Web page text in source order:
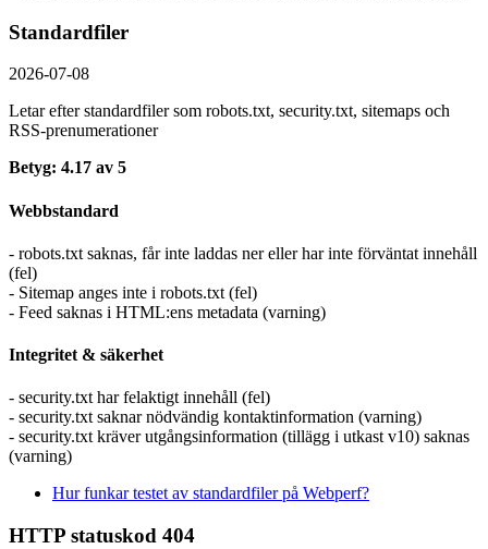
Standardfiler
2026-07-08
Letar efter standardfiler som robots.txt, security.txt, sitemaps och
RSS-prenumerationer
Betyg: 4.17 av 5
Webbstandard
- robots.txt saknas, får inte laddas ner eller har inte förväntat innehåll
(fel)
- Sitemap anges inte i robots.txt (fel)
- Feed saknas i HTML:ens metadata (varning)
Integritet & säkerhet
- security.txt har felaktigt innehåll (fel)
- security.txt saknar nödvändig kontaktinformation (varning)
- security.txt kräver utgångsinformation (tillägg i utkast v10) saknas
(varning)
Hur funkar testet av standardfiler på Webperf?
HTTP statuskod 404